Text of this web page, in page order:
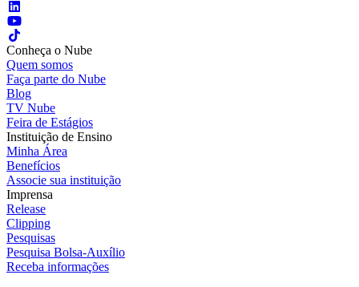
Conheça o Nube
Quem somos
Faça parte do Nube
Blog
TV Nube
Feira de Estágios
Instituição de Ensino
Minha Área
Benefícios
Associe sua instituição
Imprensa
Release
Clipping
Pesquisas
Pesquisa Bolsa-Auxílio
Receba informações